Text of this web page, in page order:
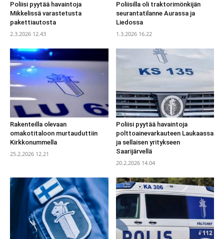
Poliisi pyytää havaintoja
Mikkelissä varastetusta
pakettiautosta
2.3.2026 12.43
Poliisilla oli traktorimönkijän
seurantatilanne Aurassa ja
Liedossa
1.3.2026 16.22
Rakenteilla olevaan
omakotitaloon murtauduttiin
Kirkkonummella
25.2.2026 12.21
Poliisi pyytää havaintoja
polttoainevarkauteen Laukaassa
ja sellaisen yritykseen
Saarijärvellä
20.2.2026 14.04